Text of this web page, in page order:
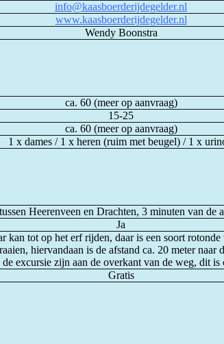
info@kaasboerderijdegelder.nl
www.kaasboerderijdegelder.nl
Wendy Boonstra
ca. 60 (meer op aanvraag)
15-25
ca. 60 (meer op aanvraag)
1 x dames / 1 x heren (ruim met beugel) / 1 x
Heerenveen en Drachten, 3 minuten van de
Ja
kan tot op het erf rijden, daar is een soort rotonde
hiervandaan is de afstand ca. 20 meter naar
excursie zijn aan de overkant van de weg, dit is
Gratis